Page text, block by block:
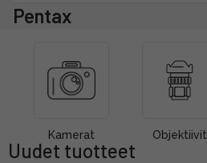
Pentax
Kamerat Objektiivit
Uudet tuotteet